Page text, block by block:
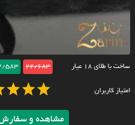
ساخت با طلای ۱۸ عیار 22/683
583
امتیاز کاربران
مشاهده و سفارش